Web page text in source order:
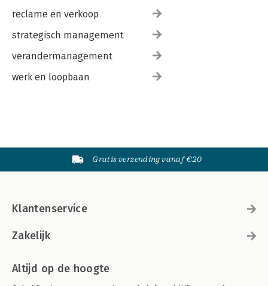
reclame en verkoop
strategisch management
verandermanagement
werk en loopbaan
Gratis verzending vanaf €20
Klantenservice
Zakelijk
Altijd op de hoogte